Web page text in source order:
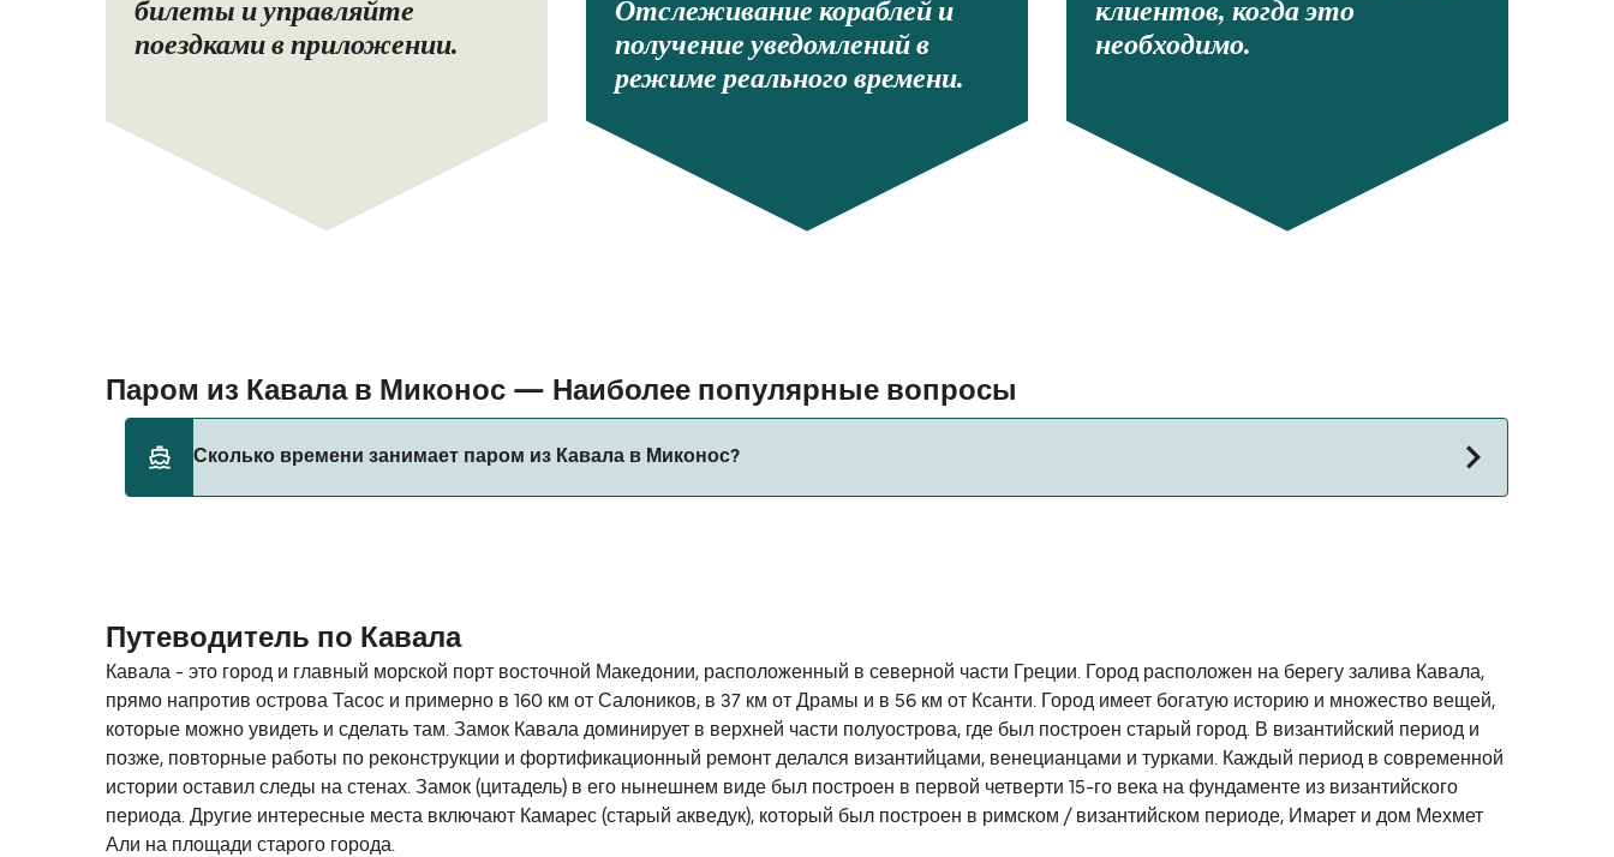
билеты и управляйте
поездками в приложении.
Отслеживание кораблей и
получение уведомлений в
режиме реального времени.
клиентов, когда это
необходимо.
Паром из Кавала в Миконос — Наиболее популярные вопросы
Сколько времени занимает паром из Кавала в Миконос?
Путеводитель по Кавала
Кавала - это город и главный морской порт восточной Македонии, расположенный в северной части Греции. Город расположен на берегу залива Кавала,
прямо напротив острова Тасос и примерно в 160 км от Салоников, в 37 км от Драмы и в 56 км от Ксанти. Город имеет богатую историю и множество вещей,
которые можно увидеть и сделать там. Замок Кавала доминирует в верхней части полуострова, где был построен старый город. В византийский период и
позже, повторные работы по реконструкции и фортификационный ремонт делался византийцами, венецианцами и турками. Каждый период в современной
истории оставил следы на стенах. Замок (цитадель) в его нынешнем виде был построен в первой четверти 15-го века на фундаменте из византийского
периода. Другие интересные места включают Камарес (старый акведук), который был построен в римском / византийском периоде, Имарет и дом Мехмет
Али на площади старого города.